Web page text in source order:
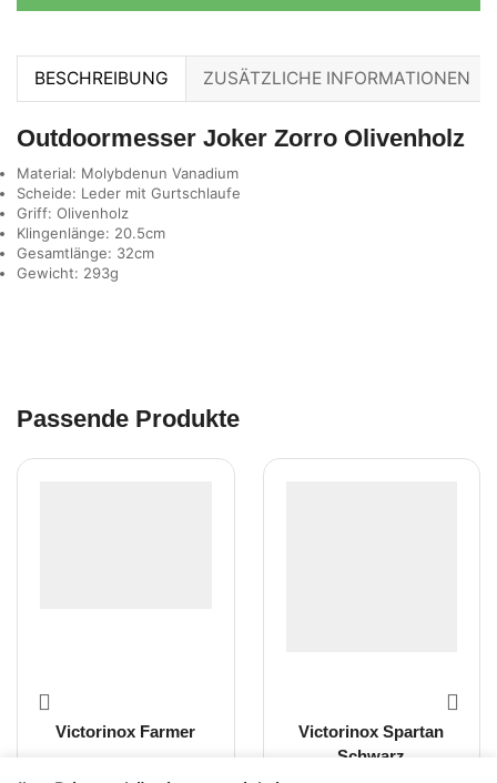
BESCHREIBUNG ZUSÄTZLICHE INFORMATIONEN
Outdoormesser Joker Zorro Olivenholz
Material: Molybdenun Vanadium
Scheide: Leder mit Gurtschlaufe
Griff: Olivenholz
Klingenlänge: 20.5cm
Gesamtlänge: 32cm
Gewicht: 293g
Passende Produkte
Victorinox Farmer
Victorinox Spartan
Schwarz